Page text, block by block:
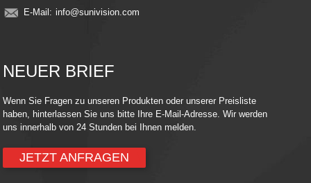
E-Mail: info@sunivision.com
NEUER BRIEF
Wenn Sie Fragen zu unseren Produkten oder unserer Preisliste
haben, hinterlassen Sie uns bitte Ihre E-Mail-Adresse. Wir werden
uns innerhalb von 24 Stunden bei Ihnen melden.
JETZT ANFRAGEN